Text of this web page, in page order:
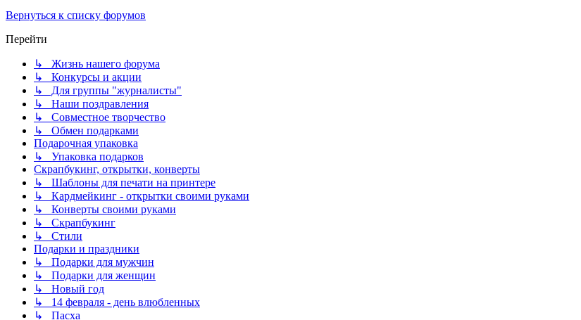
Вернуться к списку форумов
Перейти
↳ Жизнь нашего форума
↳ Конкурсы и акции
↳ Для группы "журналисты"
↳ Наши поздравления
↳ Совместное творчество
↳ Обмен подарками
Подарочная упаковка
↳ Упаковка подарков
Скрапбукинг, открытки, конверты
↳ Шаблоны для печати на принтере
↳ Кардмейкинг - открытки своими руками
↳ Конверты своими руками
↳ Скрапбукинг
↳ Стили
Подарки и праздники
↳ Подарки для мужчин
↳ Подарки для женщин
↳ Новый год
↳ 14 февраля - день влюбленных
↳ Пасха